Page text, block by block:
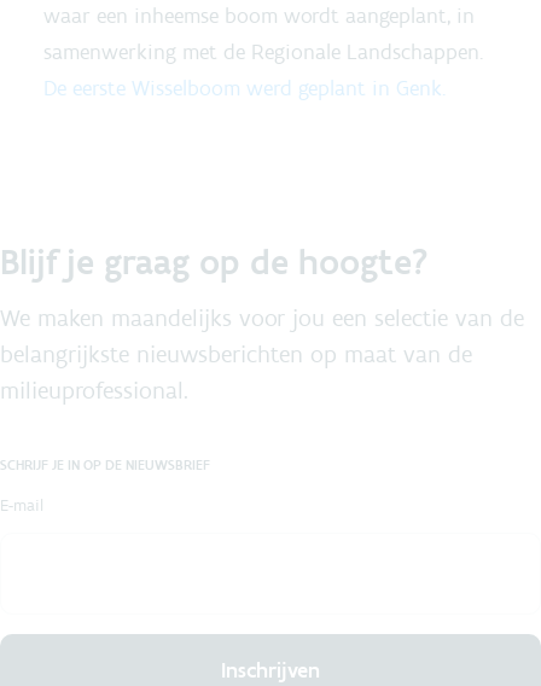
waar een inheemse boom wordt aangeplant, in
samenwerking met de Regionale Landschappen.
De eerste Wisselboom werd geplant in Genk.
Blijf je graag op de hoogte?
We maken maandelijks voor jou een selectie van de
belangrijkste nieuwsberichten op maat van de
milieuprofessional.
SCHRIJF JE IN OP DE NIEUWSBRIEF
E-mail
Inschrijven